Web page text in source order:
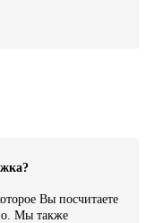
Вы посчитаете
Мы также